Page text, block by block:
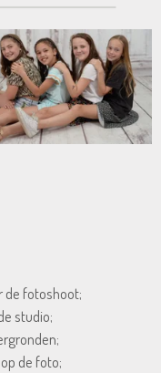
de fotoshoot;
studio;
de foto;